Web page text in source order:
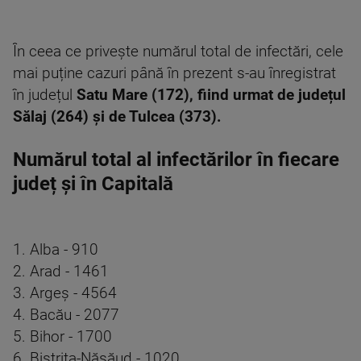
În ceea ce privește numărul total de infectări, cele
mai puține cazuri până în prezent s-au înregistrat
în județul Satu Mare (172), fiind urmat de județul
Sălaj (264) și de Tulcea (373).
Numărul total al infectărilor în fiecare
județ și în Capitală
1. Alba - 910
2. Arad - 1461
3. Argeș - 4564
4. Bacău - 2077
5. Bihor - 1700